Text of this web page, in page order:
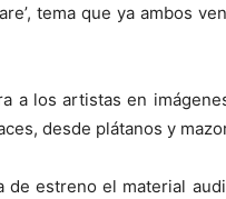
tema que ya ambos
a los artistas en
desde plátanos y
de estreno el material